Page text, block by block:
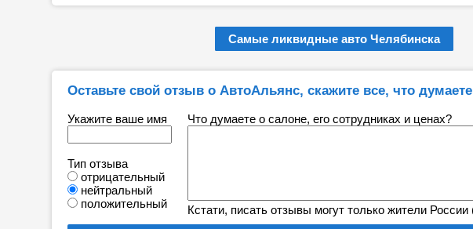
Самые ликвидные авто Челябинска
Оставьте свой отзыв о АвтоАльянс, скажите все, что
Укажите ваше имя
Тип отзыва
отрицательный
нейтральный
положительный
Что думаете о салоне, его сотрудниках и ценах?
Кстати, писать отзывы могут только жители России